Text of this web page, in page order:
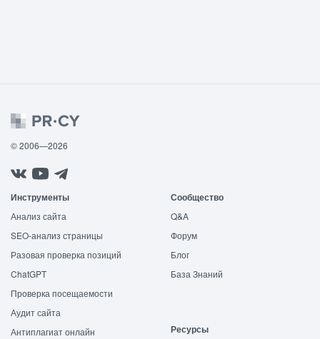
© 2006—2026
Инструменты
Анализ сайта
SEO-анализ страницы
Разовая проверка позиций
ChatGPT
Проверка посещаемости
Аудит сайта
Антиплагиат онлайн
Сообщество
Q&A
Форум
Блог
База Знаний
Ресурсы